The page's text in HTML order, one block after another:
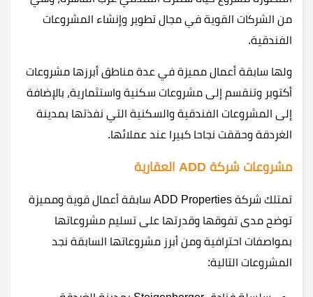
من الشركات القوية في مجال تطوير وإنشاء المشروعات
الفندقية.
ولها سابقة أعمال مميزة في عدة مناطق أبرزها مشروعات
أكتوبر وتنقسم إلى مشروعات سكنية واستثمارية، بالإضافة
إلى المشروعات الفندقية والسكنية التي نفذتها بمدينة
الغردقة وحققت نجاحا كبيرا عند عملائها.
مشروعات شركة ADD العقارية
تمتلك شركة ADD Properties سابقة أعمال قوية ومميزة
توضح مدى تفوقها وقدرتها على تسليم مشروعاتها
بمواصفات احترافية ومن أبرز مشروعاتها السابقة نجد
المشروعات التالية: